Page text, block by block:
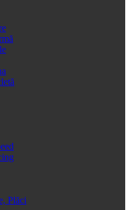
Plăci